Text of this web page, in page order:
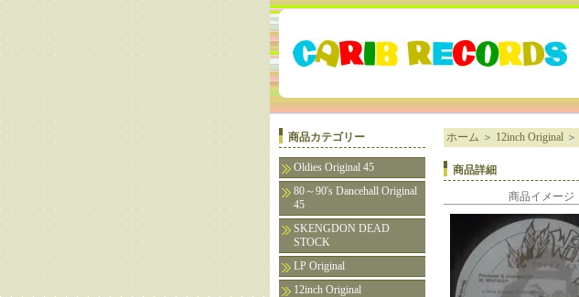
商品カテゴリー
Oldies Original 45
80～90's Dancehall Original
45
SKENGDON DEAD
STOCK
LP Original
12inch Original
ホーム ＞ 12inch Original＞
商品詳細
商品イメージ